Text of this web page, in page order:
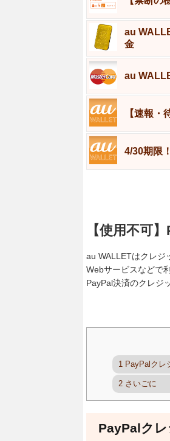
au
金
au
【速報
4/30期限
【使用不可
au WALLETはクレジ
Webサービスなどで
PayPal決済のクレジ
1 PayPalクレ
2 さいごに
PayPalク